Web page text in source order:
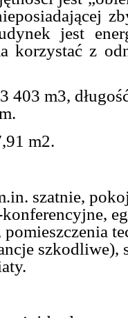
jest
korzystać z
m3,
m2.
szatnie,
szkodliwe),